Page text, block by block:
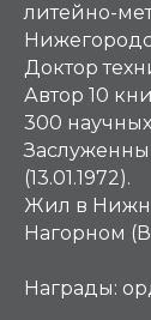
литейно-
Доктор
Автор 10
300
(13.01.1972).
Жил в
Нагорном
Награды: